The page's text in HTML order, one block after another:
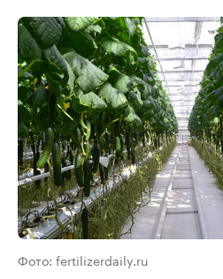
Фото: fertilizerdaily.ru